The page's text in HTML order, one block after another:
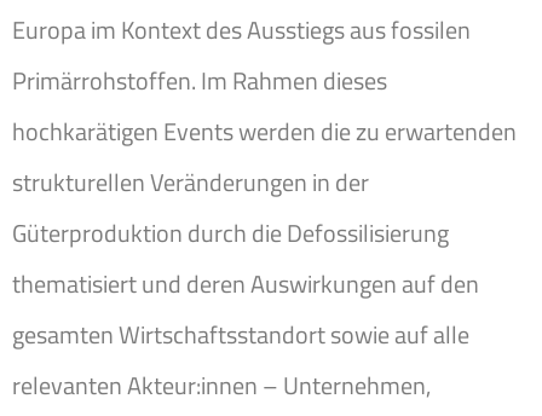
Europa im Kontext des Ausstiegs aus fossilen
Primärrohstoffen. Im Rahmen dieses
hochkarätigen Events werden die zu erwartenden
strukturellen Veränderungen in der
Güterproduktion durch die Defossilisierung
thematisiert und deren Auswirkungen auf den
gesamten Wirtschaftsstandort sowie auf alle
relevanten Akteur:innen – Unternehmen,